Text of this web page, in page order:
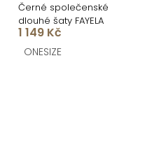
Černé společenské
dlouhé šaty FAYELA
1 149 Kč
ONESIZE